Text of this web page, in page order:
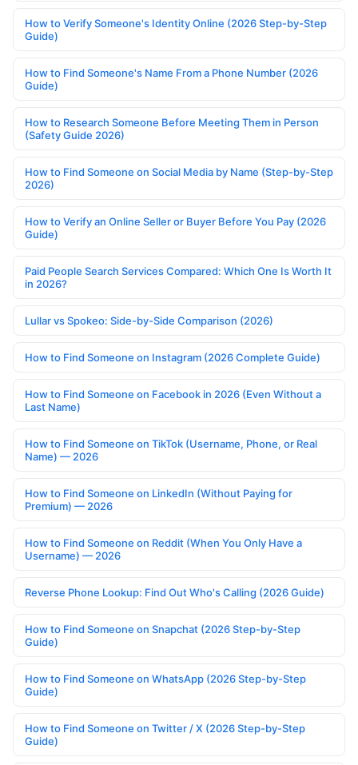
How to Verify Someone's Identity Online (2026 Step-by-Step
Guide)
How to Find Someone's Name From a Phone Number (2026
Guide)
How to Research Someone Before Meeting Them in Person
(Safety Guide 2026)
How to Find Someone on Social Media by Name (Step-by-Step
2026)
How to Verify an Online Seller or Buyer Before You Pay (2026
Guide)
Paid People Search Services Compared: Which One Is Worth It
in 2026?
Lullar vs Spokeo: Side-by-Side Comparison (2026)
How to Find Someone on Instagram (2026 Complete Guide)
How to Find Someone on Facebook in 2026 (Even Without a
Last Name)
How to Find Someone on TikTok (Username, Phone, or Real
Name) — 2026
How to Find Someone on LinkedIn (Without Paying for
Premium) — 2026
How to Find Someone on Reddit (When You Only Have a
Username) — 2026
Reverse Phone Lookup: Find Out Who's Calling (2026 Guide)
How to Find Someone on Snapchat (2026 Step-by-Step
Guide)
How to Find Someone on WhatsApp (2026 Step-by-Step
Guide)
How to Find Someone on Twitter / X (2026 Step-by-Step
Guide)